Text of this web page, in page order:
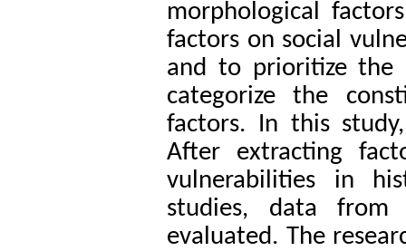
morphological
factors on social
and to prioritize
categorize the
factors. In this
After extracting
vulnerabilities in
studies, data from
evaluated. The